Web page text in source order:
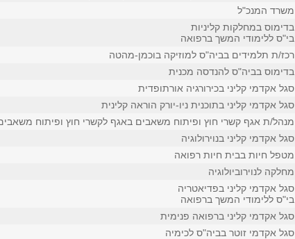
משרד המנכ"ל
בדימוס במחלקות קליניות
בי"ס ללימודי המשך ברפואה
רכז/ת תלמידים בביה"ס למוזיקה בוכמן-מהטה
בדימוס בביה"ס להנדסה מכנית
סגל אקדמי קליני בכירורגיה אורתופדית
סגל אקדמי קליני בתוכנית ניו-יורק הוראה קלינית
מנהל/ת אגף קשרי חוץ ופיתוח משאבים באגף לקשרי חוץ ופיתוח
סגל אקדמי קליני בנוירולוגיה
מטפל חיות בבית חיות רפואה
מחלקה לנוירוביולוגיה
סגל אקדמי קליני בפדיאטריה
בי"ס ללימודי המשך ברפואה
סגל אקדמי קליני ברפואה פנימית
סגל אקדמי זוטר בביה"ס לכימיה